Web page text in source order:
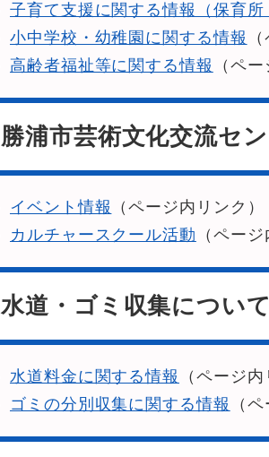
子育て支援に関する情報（保育所
小中学校・幼稚園に関する情報
高齢者福祉等に関する情報
（ペ
勝浦市芸術文化交流セ
イベント情報
（ページ内リンク）
カルチャースクール活動 （ペー
水道・ゴミ収集について
水道料金に関する情報
（ページ内
ゴミの分別収集に関する情報
（